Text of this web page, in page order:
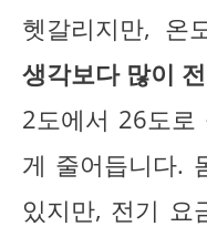
헷갈리지만, 온
생각보다 많이
2도에서 26도로
게 줄어듭니다.
있지만, 전기 요